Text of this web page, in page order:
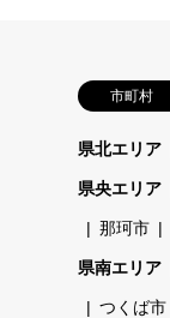
市町村
県北エリア
県央エリア
那珂市
県南エリア
つくば市